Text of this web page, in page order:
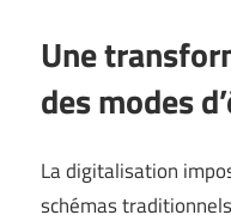
Une
des modes
La digitalisation
schémas